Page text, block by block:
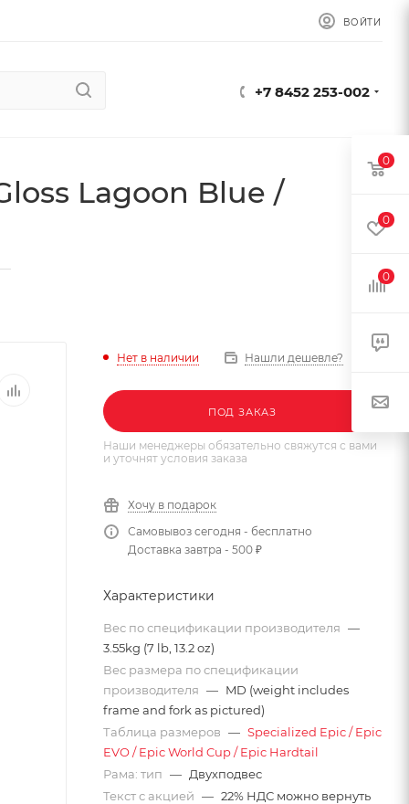
ВОЙТИ
+7 8452 253-002
Lagoon Blue /
Нет в наличии Нашли дешевле?
ПОД ЗАКАЗ
Наши менеджеры обязательно свяжутся с вами
и уточнят условия заказа
Хочу в подарок
Самовывоз сегодня - бесплатно
Доставка завтра - 500 ₽
Характеристики
Вес по спецификации производителя —
3.55kg (7 lb, 13.2 oz)
Вес размера по спецификации
производителя — MD (weight includes
frame and fork as pictured)
Таблица размеров — Specialized Epic / Epic
EVO / Epic World Cup / Epic Hardtail
Рама: тип — Двухподвес
Текст с акцией — 22% НДС можно вернуть
0
0
0